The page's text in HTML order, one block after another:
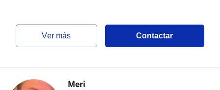
ver más Contactar
Meri